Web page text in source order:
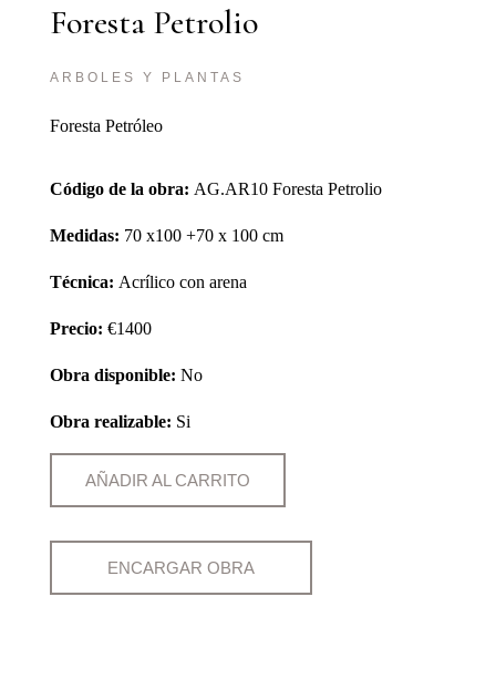
Foresta Petrolio
ARBOLES Y PLANTAS
Foresta Petróleo
Código de la obra: AG.AR10 Foresta Petrolio
Medidas: 70 x100 +70 x 100 cm
Técnica: Acrílico con arena
Precio: €1400
Obra disponible: No
Obra realizable: Si
AÑADIR AL CARRITO
ENCARGAR OBRA